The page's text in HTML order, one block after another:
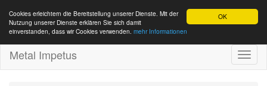
OK
Cookies erleichtern die Bereitstellung unserer Dienste. Mit der
Nutzung unserer Dienste erklären Sie sich damit
einverstanden, dass wir Cookies verwenden. mehr Informationen
Metal Impetus